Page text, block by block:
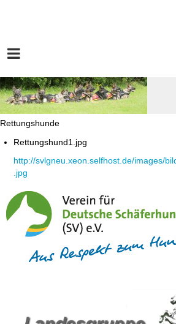
Rettungshunde
Rettungshund1.jpg
http://svlgneu.xeon.selfhost.de/images/
.jpg